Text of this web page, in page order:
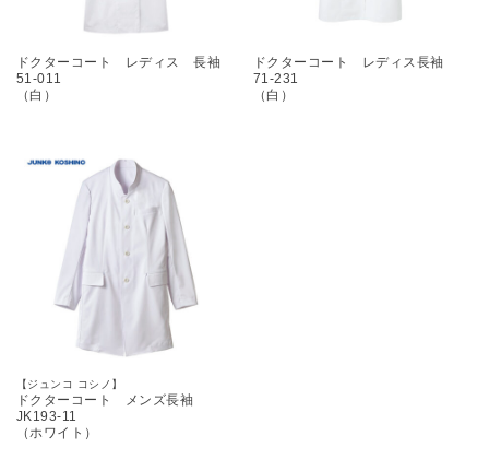
ドクターコート レディス 長袖
51-011
（白）
ドクターコート レディス長袖
71-231
（白）
【ジュンコ コシノ】
ドクターコート メンズ長袖
JK193-11
（ホワイト）